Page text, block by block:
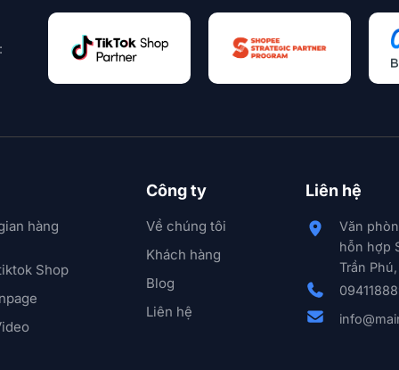
hàng
Shop
Công ty
Về chúng tôi
Khách hàng
Blog
Liên hệ
Liên hệ
Văn
hỗn hợp
Trần